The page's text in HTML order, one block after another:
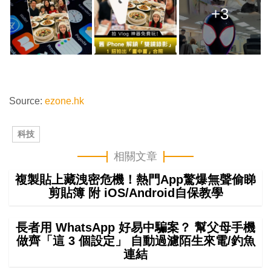
+3
Source: ezone.hk
科技
相關文章
複製貼上藏洩密危機！熱門App驚爆無聲偷睇
剪貼簿 附 iOS/Android自保教學
長者用 WhatsApp 好易中騙案？ 幫父母手機
做齊「這 3 個設定」 自動過濾陌生來電/釣魚
連結